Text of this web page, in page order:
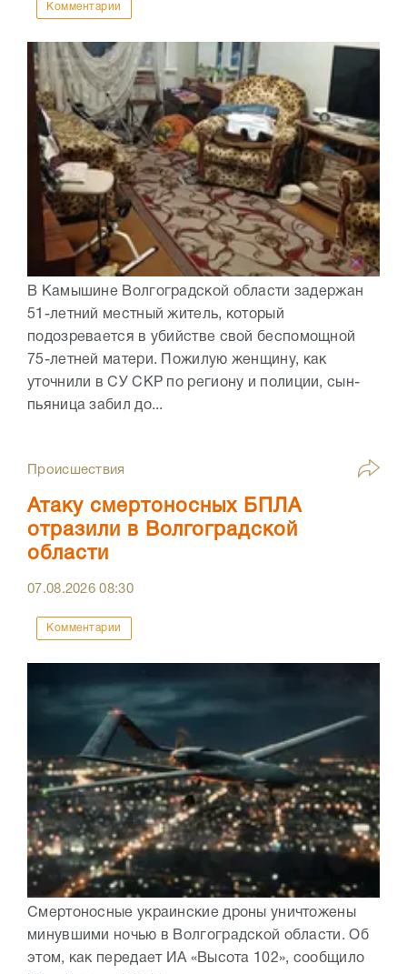
Комментарии
В Камышине Волгоградской области задержан
51-летний местный житель, который
подозревается в убийстве свой беспомощной
75-летней матери. Пожилую женщину, как
уточнили в СУ СКР по региону и полиции, сын-
пьяница забил до...
Происшествия
Атаку смертоносных БПЛА
отразили в Волгоградской
области
07.08.202608:30
Комментарии
Смертоносные украинские дроны уничтожены
минувшими ночью в Волгоградской области. Об
этом, как передает ИА «Высота 102», сообщило